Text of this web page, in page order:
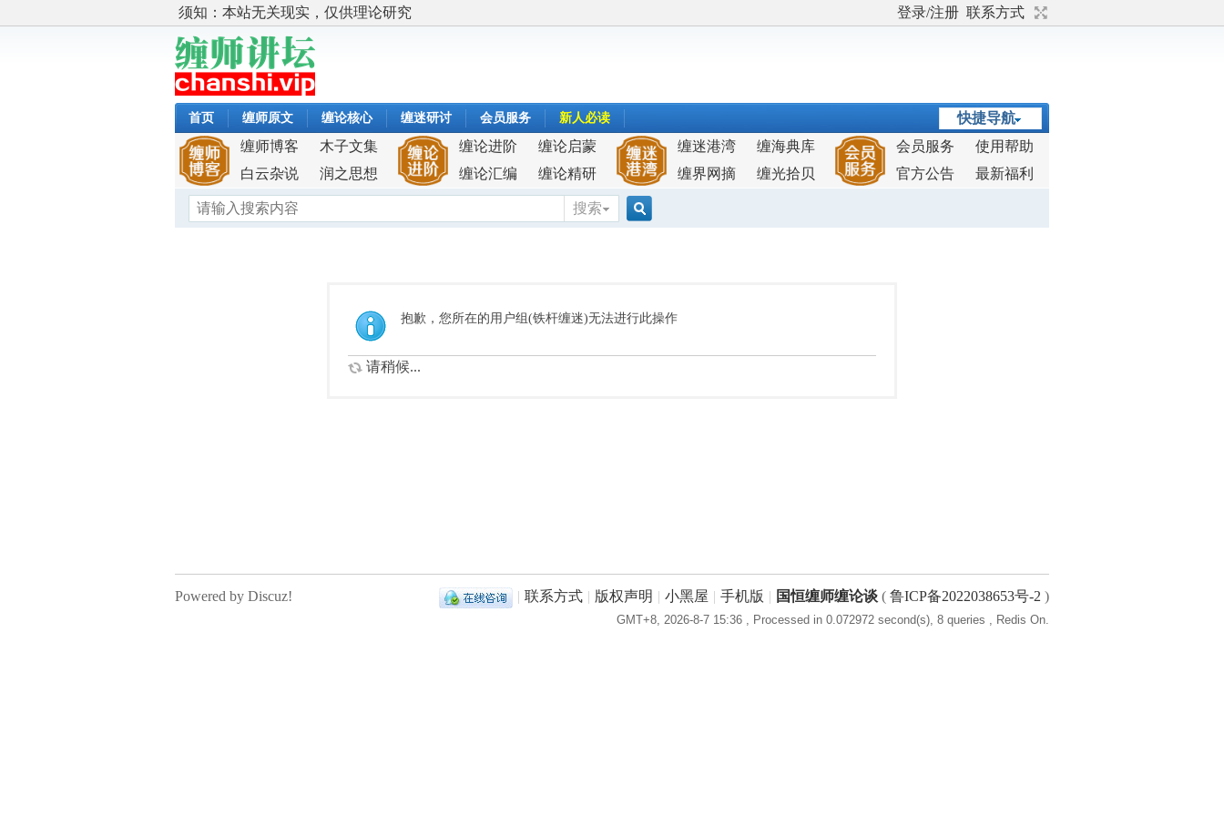
须知：本站无关现实，仅供理论研究 登录/注册 联系方式
快捷导航
首页 缠师原文 缠论核心 缠迷研讨 会员服务 新人必读
缠师博客
木子文集
白云杂说
润之思想
缠论进阶
缠论启蒙
缠论汇编
缠论精研
缠迷港湾
缠海典库
缠界网摘
缠光拾贝
会员服务
使用帮助
官方公告
最新福利
搜索
索
抱歉，您所在的用户组(铁杆缠迷)无法进行此操作
请稍候...
| 联系方式 | 版权声明 | 小黑屋 | 手机版 | 国恒缠师缠论谈 ( 鲁ICP备2022038653号-2 )
GMT+8, 2026-8-7 15:36 , Processed in 0.072972 second(s), 8 queries , Redis On.
Powered by Discuz!